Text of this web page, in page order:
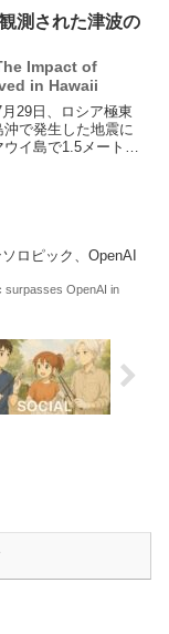
とが影響している
測された津波の
Impact of
in Hawaii
29日、ロシア極東
で発生した地震に
イ島で1.5メートル
ロピック、OpenAI
surpasses OpenAI in